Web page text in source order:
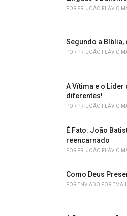
POR PR. JOÃO FLÁVIO
Segundo a
POR PR. JOÃO FLÁVIO
A Vítima e o Líder
diferentes!
POR PR. JOÃO FLÁVIO
É Fato: João
reencarnado
POR PR. JOÃO FLÁVIO
Como Deus
POR ENVIADO POR